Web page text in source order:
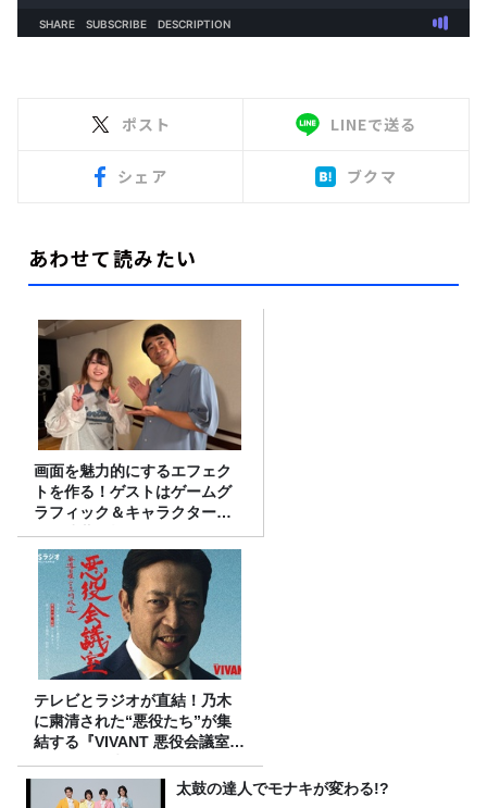
ポスト LINEで送る
シェア ブクマ
あわせて読みたい
画面を魅力的にするエフェク
トを作る！ゲストはゲームグ
ラフィック＆キャラクター専
攻の遠藤里桜さん！
テレビとラジオが直結！乃木
に粛清された“悪役たち”が集
結する『VIVANT 悪役会議室』
7/26(日)23時スタート！
太鼓の達人でモナキが変わる!?